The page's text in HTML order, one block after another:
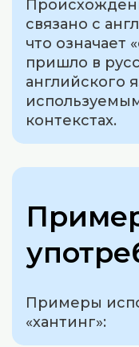
связано с
что означает
пришло в
английского
контекстах.
Примеры
«хантинг»: